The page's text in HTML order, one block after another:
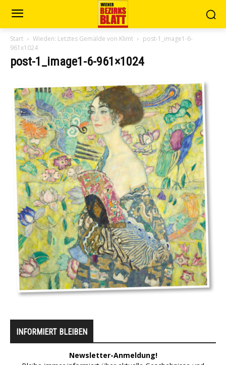
Start Wieden: Letztes Gemälde von Klimt
post-1_image1-6-
961x1024
post-1_image1-6-961×1024
INFORMIERT BLEIBEN
Newsletter-Anmeldung!